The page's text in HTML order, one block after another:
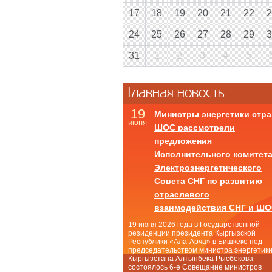
17 18 19 20 21 22
24 25 26 27 28 29
31 1 2 3 4 5
Главная новость
19
июня
Министры энергетики
ШОС рассмотрели
предложения
Исполнительного комитета
Электроэнергетического
Совета СНГ по развитию
отраслевого
взаимодействия СНГ и
19 июня 2026 года в Государственной
резиденции президента Кыргызской
Республики «Ала-Арча» в Бишкеке под
председательством министра энергетики
Кыргызстана Алтынбека Рысбекова
состоялось 6-е Совещание министров